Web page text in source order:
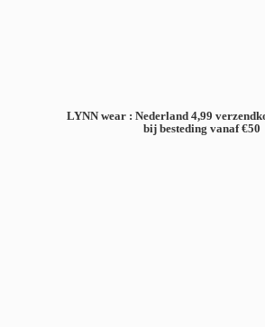
LYNN wear : Nederland 4,99
bij besteding vanaf €50